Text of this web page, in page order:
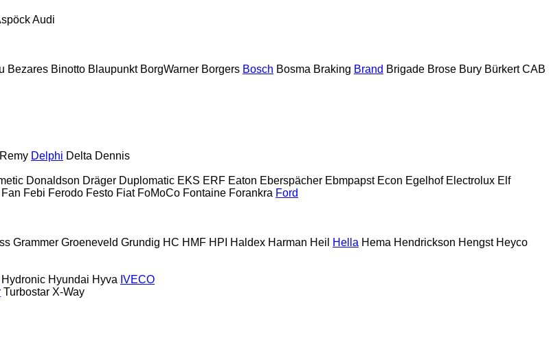
Audi
Bezares Binotto Blaupunkt BorgWarner Borgers Bosch Bosma Braking Brand Brigade Brose Bury Bürkert CAB
Delphi Delta Dennis
Donaldson Dräger Duplomatic EKS ERF Eaton Eberspächer Ebmpapst Econ Egelhof Electrolux Elf
Fan Febi Ferodo Festo Fiat FoMoCo Fontaine Forankra Ford
Grammer Groeneveld Grundig HC HMF HPI Haldex Harman Heil Hella Hema Hendrickson Hengst Heyco
Hydronic Hyundai Hyva IVECO
Turbostar X-Way